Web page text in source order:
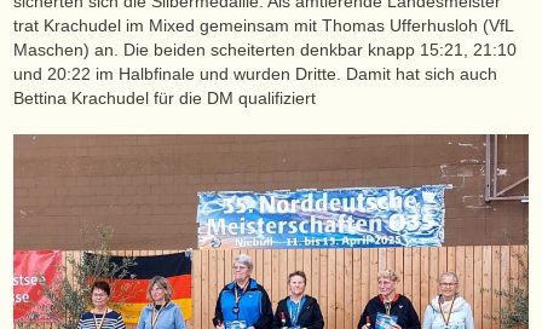
trat Krachudel im Mixed gemeinsam mit Thomas Ufferhusloh (VfL
Maschen) an. Die beiden scheiterten denkbar knapp 15:21, 21:10
und 20:22 im Halbfinale und wurden Dritte. Damit hat sich auch
Bettina Krachudel für die DM qualifiziert